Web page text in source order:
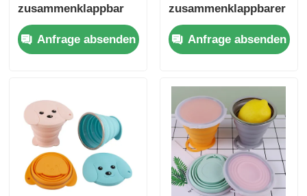
zusammenklappbar
Anfrage absenden
zusammenklappbarer
Kaffeebecher
wiederverwendbar
mit Deckel Sport
Anfrage absenden